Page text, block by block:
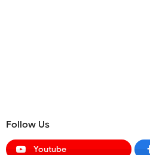
Follow Us
Youtube